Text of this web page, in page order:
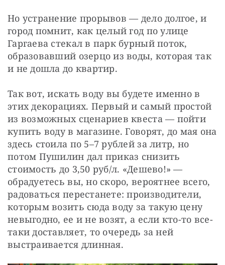
Но устранение прорывов — дело долгое, и
город помнит, как целый год по улице
Гаргаева стекал в парк бурный поток,
образовавший озерцо из воды, которая так
и не дошла до квартир.
Так вот, искать воду вы будете именно в
этих декорациях. Первый и самый простой
из возможных сценариев квеста — пойти
купить воду в магазине. Говорят, до мая она
здесь стоила по 5–7 рублей за литр, но
потом Пушилин дал приказ снизить
стоимость до 3,50 руб/л. «Дешево!» —
обрадуетесь вы, но скоро, вероятнее всего,
радоваться перестанете: производители,
которым возить сюда воду за такую цену
невыгодно, ее и не возят, а если кто-то все-
таки доставляет, то очередь за ней
выстраивается длинная.